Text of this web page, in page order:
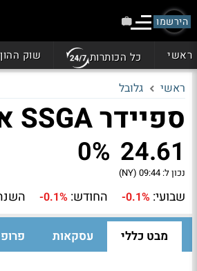
הירשמו
ראשי כל הכותרות שוק ההון
ראשי גלובל
ספיידר SSGA אג"ח מוניציפלי 2027 (MYMG)
24.61
0%
נכון ל: 09:44 (NY)
שבועי: -0.1% החודש: -0.1%
מבט כללי עסקאות